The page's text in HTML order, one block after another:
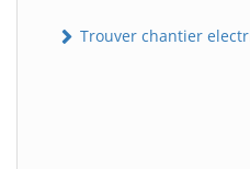
Trouver chantier